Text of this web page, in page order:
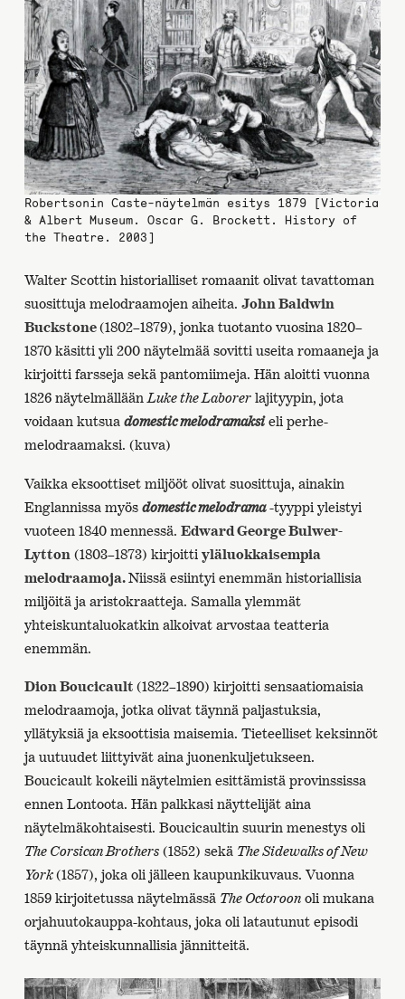
Robertsonin Caste-näytelmän esitys 1879 [Victoria
& Albert Museum. Oscar G. Brockett. History of
the Theatre. 2003]
Walter Scottin historialliset romaanit olivat tavattoman
suosittuja melodraamojen aiheita. John Baldwin
Buckstone(1802–1879), jonka tuotanto vuosina 1820–
1870 käsitti yli 200 näytelmää sovitti useita romaaneja ja
kirjoitti farsseja sekä pantomiimeja. Hän aloitti vuonna
1826 näytelmällään Luke the Laborerlajityypin, jota
voidaan kutsua domestic melodramaksieli perhe-
melodraamaksi. (kuva)
Vaikka eksoottiset miljööt olivat suosittuja, ainakin
Englannissa myös domestic melodrama-tyyppi yleistyi
vuoteen 1840 mennessä. Edward George Bulwer-
Lytton (1803–1873) kirjoitti yläluokkaisempia
melodraamoja.Niissä esiintyi enemmän historiallisia
miljöitä ja aristokraatteja. Samalla ylemmät
yhteiskuntaluokatkin alkoivat arvostaa teatteria
enemmän.
Dion Boucicault (1822–1890) kirjoitti sensaatiomaisia
melodraamoja, jotka olivat täynnä paljastuksia,
yllätyksiä ja eksoottisia maisemia. Tieteelliset keksinnöt
ja uutuudet liittyivät aina juonenkuljetukseen.
Boucicault kokeili näytelmien esittämistä provinssissa
ennen Lontoota. Hän palkkasi näyttelijät aina
näytelmäkohtaisesti. Boucicaultin suurin menestys oli
The Corsican Brothers(1852) sekä The Sidewalks of New
York(1857), joka oli jälleen kaupunkikuvaus. Vuonna
1859 kirjoitetussa näytelmässä The Octoroonoli mukana
orjahuutokauppa-kohtaus, joka oli latautunut episodi
täynnä yhteiskunnallisia jännitteitä.